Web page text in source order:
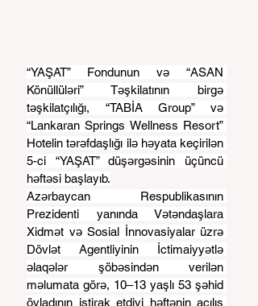
“YAŞAT” Fondunun və “ASAN
Könüllüləri” Təşkilatının birgə
təşkilatçılığı, “TABİA Group” və
“Lankaran Springs Wellness Resort”
Hotelin tərəfdaşlığı ilə həyata keçirilən
5-ci “YAŞAT” düşərgəsinin üçüncü
həftəsi başlayıb.
Azərbaycan Respublikasının
Prezidenti yanında Vətəndaşlara
Xidmət və Sosial İnnovasiyalar üzrə
Dövlət Agentliyinin İctimaiyyətlə
əlaqələr şöbəsindən verilən
məlumata görə, 10–13 yaşlı 53 şəhid
övladının iştirak etdiyi həftənin açılış